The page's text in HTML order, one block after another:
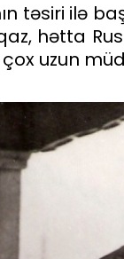
təsiri ilə
hətta
uzun